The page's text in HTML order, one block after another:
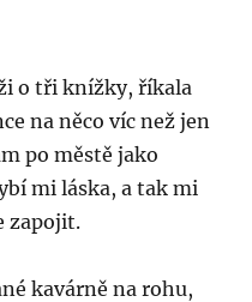
o tři knížky, říkala
na něco víc než jen
po městě jako
mi láska, a tak mi
zapojit.
kavárně na rohu,